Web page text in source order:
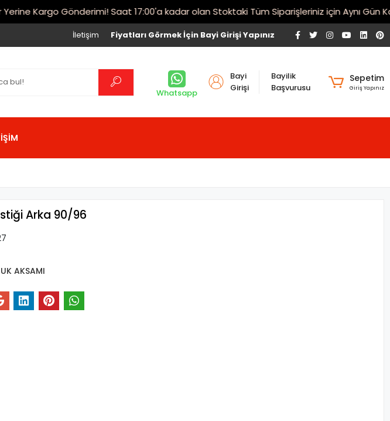
Kargo Gönderimi! Saat 17:00'a kadar olan Stoktaki Tüm Siparişleriniz için Aynı Gün
Fiyatları Görmek İçin Bayi Girişi Yapınız
İletişim
Whatsapp
Bayi
Girişi
Bayilik
Başvurusu
Sepetim
Giriş Yapınız
Arka 90/96
AKSAMI